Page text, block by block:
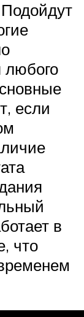
любого
если
в
что